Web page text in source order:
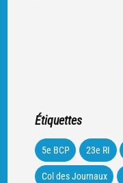
Étiquettes
5e BCP 23e RI
Col des Journaux